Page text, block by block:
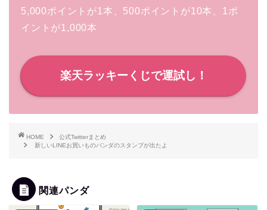
5,000ポイントが1本、500ポイントが10本、1ポ
イントが1,000本
楽天ラッキーくじで運試し！
HOME
公式Twitterまとめ
新しいLINEお買いものパンダのスタンプが出たよ
関連パンダ